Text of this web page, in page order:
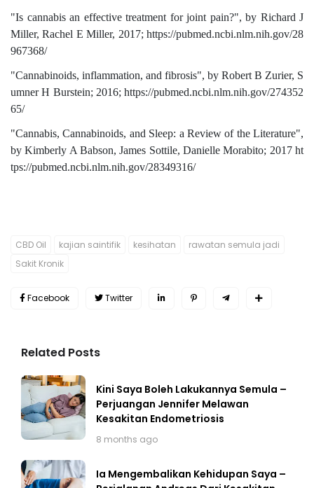
"Is cannabis an effective treatment for joint pain?", by Richard J
Miller, Rachel E Miller, 2017; https://pubmed.ncbi.nlm.nih.gov/28
967368/
"Cannabinoids, inflammation, and fibrosis", by Robert B Zurier, S
umner H Burstein; 2016; https://pubmed.ncbi.nlm.nih.gov/274352
65/
"Cannabis, Cannabinoids, and Sleep: a Review of the Literature",
by Kimberly A Babson, James Sottile, Danielle Morabito; 2017 ht
tps://pubmed.ncbi.nlm.nih.gov/28349316/
CBD Oil kajian saintifik kesihatan
rawatan semula jadi
Sakit Kronik
Facebook Twitter
Related Posts
Kini Saya Boleh Lakukannya Semula –
Perjuangan Jennifer Melawan
Kesakitan Endometriosis
8 months ago
Ia Mengembalikan Kehidupan Saya –